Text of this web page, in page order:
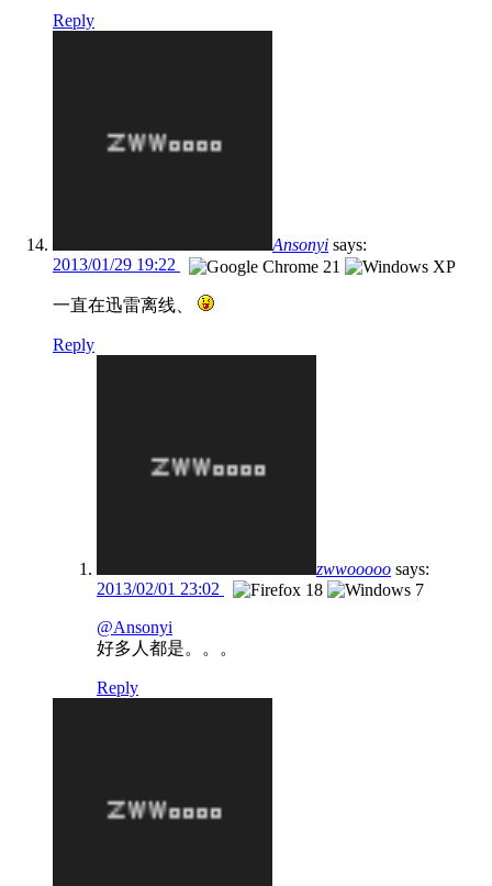
Reply
Ansonyi says:
2013/01/29 19:22
一直在迅雷离线、
Reply
zwwooooo says:
2013/02/01 23:02
@Ansonyi
好多人都是。。。
Reply